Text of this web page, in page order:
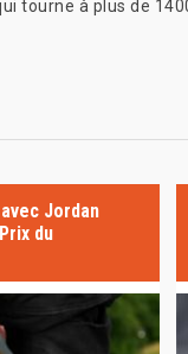
tourne à plus de
Jordan
du